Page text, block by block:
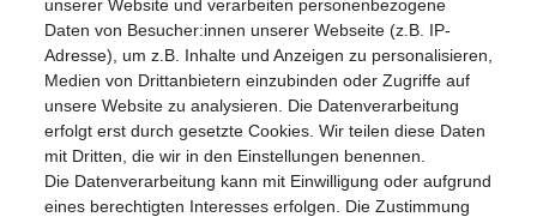
Registrieren
Anmelden (Login)
Warenkorb
unserer Website und verarbeiten personenbezogene
Daten von Besucher:innen unserer Webseite (z.B. IP-
Adresse), um z.B. Inhalte und Anzeigen zu personalisieren,
Medien von Drittanbietern einzubinden oder Zugriffe auf
unsere Website zu analysieren. Die Datenverarbeitung
erfolgt erst durch gesetzte Cookies. Wir teilen diese Daten
mit Dritten, die wir in den Einstellungen benennen.
Die Datenverarbeitung kann mit Einwilligung oder aufgrund
eines berechtigten Interesses erfolgen. Die Zustimmung